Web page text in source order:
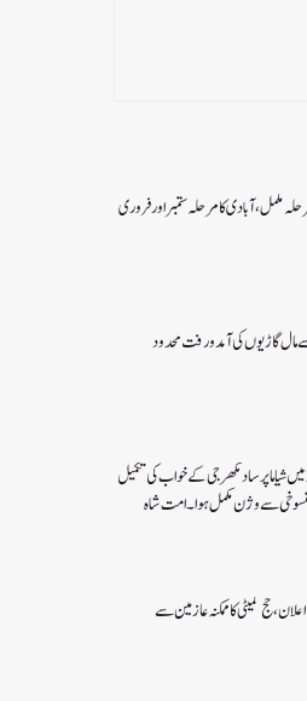
مکمل،آبادی کا مرحلہ ستمبر اور فروری
مال گاڑیوں کی آمدورفت محدود
پانچ اگست 2019میں شیاما پر ساد مکھرجی کے خواب کی تکمیل
2027کا اعلان ،حج کمیٹی کا ممکنہ عازمین سے